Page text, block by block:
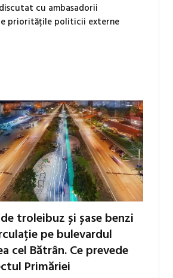
cu ambasadorii
prioritățile politicii externe
troleibuz și șase benzi
pe bulevardul
cel Bătrân. Ce prevede
Primăriei